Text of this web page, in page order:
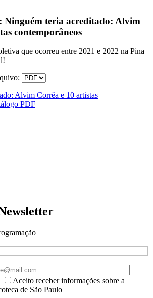
Ninguém teria acreditado: Alvim
contemporâneos
que ocorreu entre 2021 e 2022 na Pina
Alvim Corrêa e 10 artistas
PDF
Aceito receber informações sobre a
de São Paulo